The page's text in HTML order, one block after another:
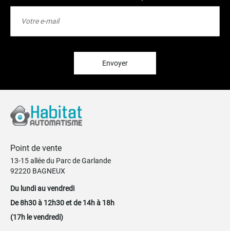
Envoyer
Point de vente
13-15 allée du Parc de Garlande
92220 BAGNEUX
Du lundi au vendredi
De 8h30 à 12h30 et de 14h à 18h
(17h le vendredi)